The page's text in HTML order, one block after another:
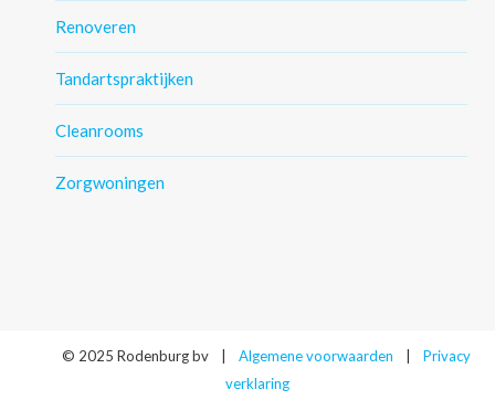
Renoveren
Tandartspraktijken
Cleanrooms
Zorgwoningen
© 2025 Rodenburg bv | Algemene voorwaarden |
Privacy
verklaring